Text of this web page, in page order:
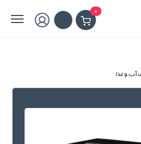
0
آب و غذا